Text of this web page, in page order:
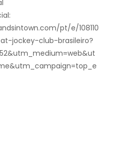
pt/e/108110
jockey-club-brasileiro?